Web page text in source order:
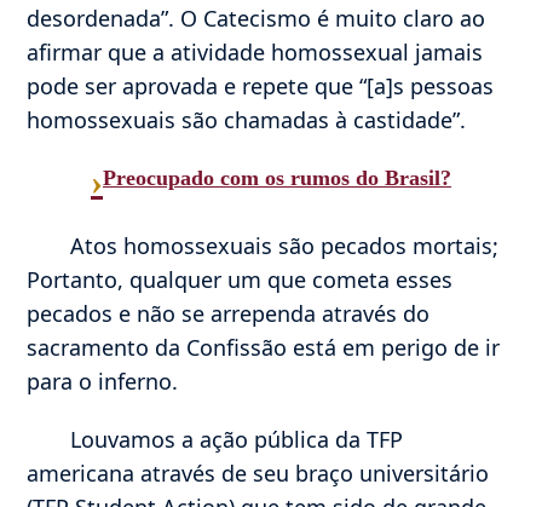
desordenada”. O Catecismo é muito claro ao
afirmar que a atividade homossexual jamais
pode ser aprovada e repete que “[a]s pessoas
homossexuais são chamadas à castidade”.
›Preocupado com os rumos do Brasil?
Atos homossexuais são pecados mortais;
Portanto, qualquer um que cometa esses
pecados e não se arrependa através do
sacramento da Confissão está em perigo de ir
para o inferno.
Louvamos a ação pública da TFP
americana através de seu braço universitário